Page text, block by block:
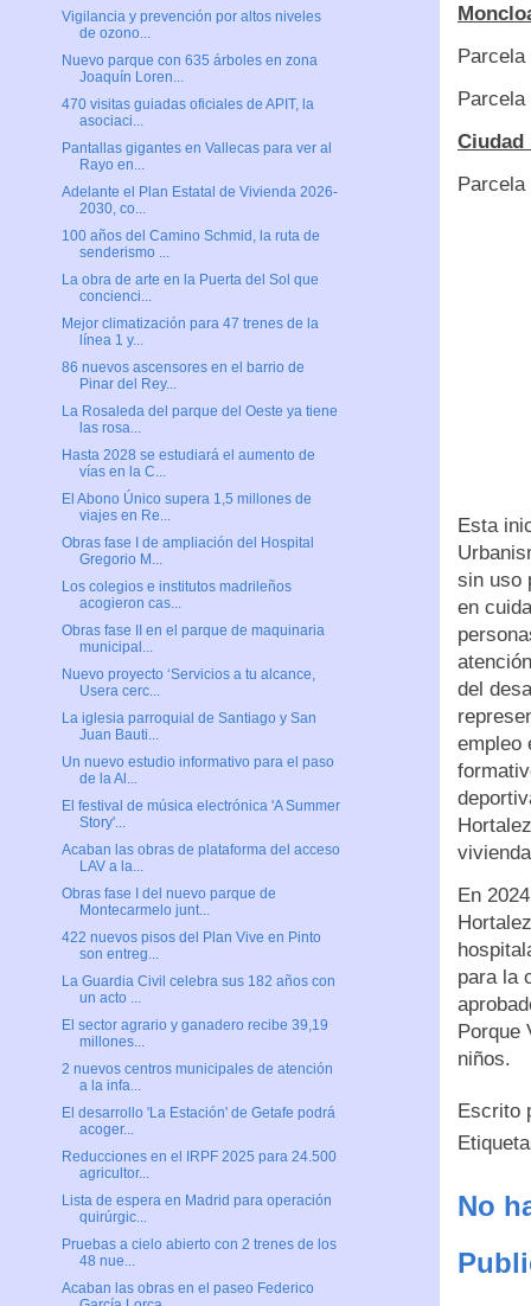
Parcela
Parcela
Ciudad
Parcela
Esta
sin uso
en
del
empleo
En
para la
Porque
niños.
Escrito
No
Vigilancia y prevención por altos niveles
de ozono...
Nuevo parque con 635 árboles en zona
Joaquín Loren...
470 visitas guiadas oficiales de APIT, la
asociaci...
Pantallas gigantes en Vallecas para ver al
Rayo en...
Adelante el Plan Estatal de Vivienda 2026-
2030, co...
100 años del Camino Schmid, la ruta de
senderismo ...
La obra de arte en la Puerta del Sol que
concienci...
Mejor climatización para 47 trenes de la
línea 1 y...
86 nuevos ascensores en el barrio de
Pinar del Rey...
La Rosaleda del parque del Oeste ya tiene
las rosa...
Hasta 2028 se estudiará el aumento de
vías en la C...
El Abono Único supera 1,5 millones de
viajes en Re...
Obras fase I de ampliación del Hospital
Gregorio M...
Los colegios e institutos madrileños
acogieron cas...
Obras fase II en el parque de maquinaria
municipal...
Nuevo proyecto ‘Servicios a tu alcance,
Usera cerc...
La iglesia parroquial de Santiago y San
Juan Bauti...
Un nuevo estudio informativo para el paso
de la Al...
El festival de música electrónica 'A Summer
Story'...
Acaban las obras de plataforma del acceso
LAV a la...
Obras fase I del nuevo parque de
Montecarmelo junt...
422 nuevos pisos del Plan Vive en Pinto
son entreg...
La Guardia Civil celebra sus 182 años con
un acto ...
El sector agrario y ganadero recibe 39,19
millones...
2 nuevos centros municipales de atención
a la infa...
El desarrollo 'La Estación' de Getafe podrá
acoger...
Reducciones en el IRPF 2025 para 24.500
agricultor...
Lista de espera en Madrid para operación
quirúrgic...
Pruebas a cielo abierto con 2 trenes de los
48 nue...
Acaban las obras en el paseo Federico